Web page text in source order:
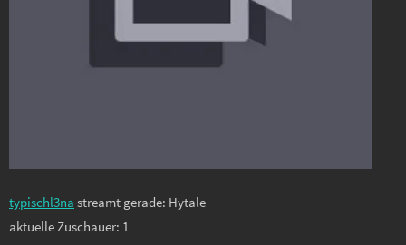
typischl3na streamt gerade: Hytale
aktuelle Zuschauer: 1